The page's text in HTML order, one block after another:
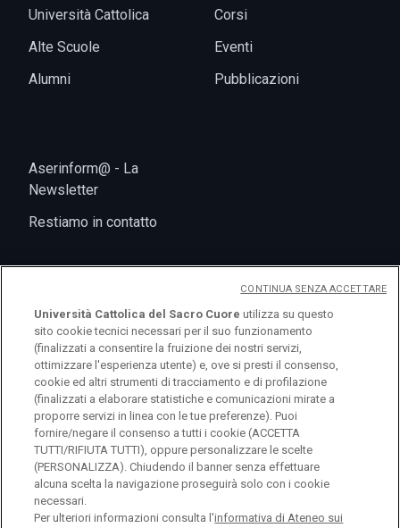
Università Cattolica
Alte Scuole
Alumni
Corsi
Eventi
Pubblicazioni
Aserinform@ - La
Newsletter
Restiamo in contatto
logo UC
© Università Cattolica del Sacro Cuore Largo A.
Gemelli 1, 20123 Milano PI 02133120150
Università Cattolica del Sacro Cuore utilizza su questo
sito cookie tecnici necessari per il suo funzionamento
(finalizzati a consentire la fruizione dei nostri servizi,
ottimizzare l'esperienza utente) e, ove si presti il consenso,
cookie ed altri strumenti di tracciamento e di profilazione
(finalizzati a elaborare statistiche e comunicazioni mirate a
proporre servizi in linea con le tue preferenze). Puoi
fornire/negare il consenso a tutti i cookie (ACCETTA
TUTTI/RIFIUTA TUTTI), oppure personalizzare le scelte
(PERSONALIZZA). Chiudendo il banner senza effettuare
alcuna scelta la navigazione proseguirà solo con i cookie
necessari.
Per ulteriori informazioni consulta l'informativa di Ateneo sui
CONTINUA SENZA ACCETTARE